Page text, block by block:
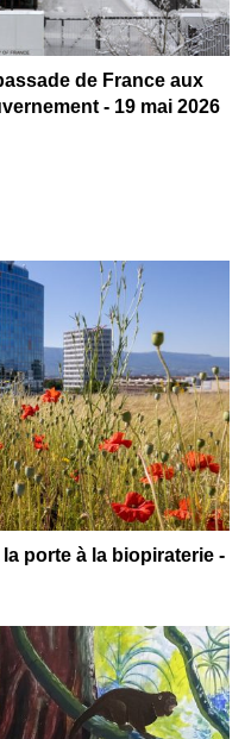
de France aux
- 19 mai 2026
la porte à la biopiraterie -